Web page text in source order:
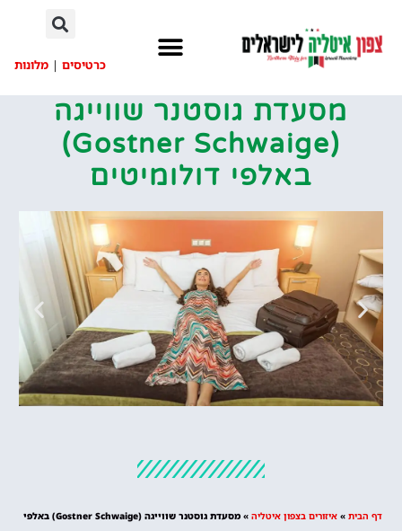
כרטיסים | מלונות
מסעדת גוסטנר שווייגה
(Gostner Schwaige‏‏)
באלפי דולומיטים
מציאת מלון
דף הבית » איזורים בצפון איטליה »
מסעדת גוסטנר שווייגה (Gostner Schwaige‏‏) באלפי